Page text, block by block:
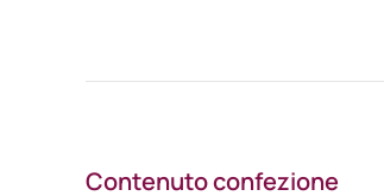
Contenuto confezione